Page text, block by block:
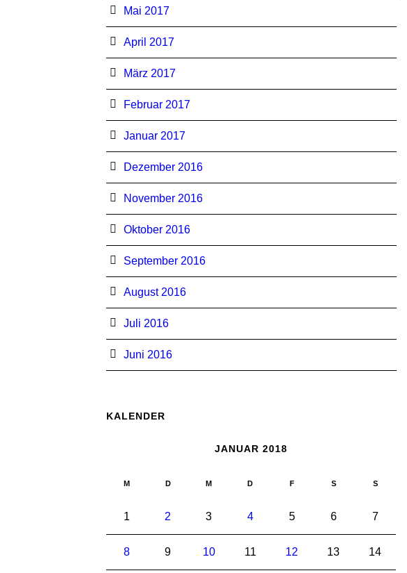
Mai 2017
April 2017
März 2017
Februar 2017
Januar 2017
Dezember 2016
November 2016
Oktober 2016
September 2016
August 2016
Juli 2016
Juni 2016
KALENDER
JANUAR 2018
M D M D F S S
1 2 3 4 5 6 7
8 9 10 11 12 13 14